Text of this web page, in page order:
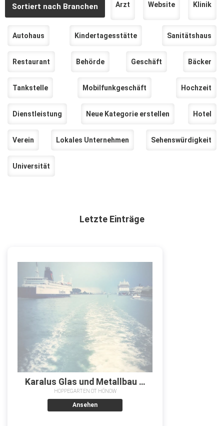
Sortiert nach Branchen Arzt Website Klinik
Autohaus Kindertagesstätte Sanitätshaus
Restaurant Behörde Geschäft Bäcker
Tankstelle Mobilfunkgeschäft Hochzeit
Dienstleistung Neue Kategorie erstellen Hotel
Verein Lokales Unternehmen Sehenswürdigkeit
Universität
Letzte Einträge
Karalus Glas und Metallbau – Andreas Karalus
HOPPEGARTEN OT HÖNOW
Ansehen